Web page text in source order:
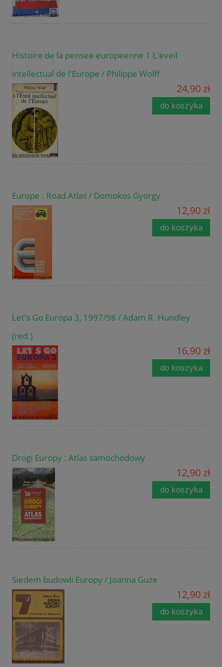
Histoire de la pensee europeenne 1 L'eveil
intellectual de l'Europe / Philippe Wolff
24,90 zł
do koszyka
Europe : Road Atlas / Domokos Gyorgy
12,90 zł
do koszyka
Let's Go Europa 3, 1997/98 / Adam R. Hundley
(red.)
16,90 zł
do koszyka
Drogi Europy : Atlas samochodowy
12,90 zł
do koszyka
Siedem budowli Europy / Joanna Guze
12,90 zł
do koszyka